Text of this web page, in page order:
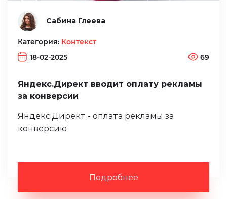
Сабина Глеева
Категория: Контекст
18-02-2025
69
Яндекс.Директ вводит оплату рекламы
за конверсии
Яндекс.Директ - оплата рекламы за
конверсию
Подробнее